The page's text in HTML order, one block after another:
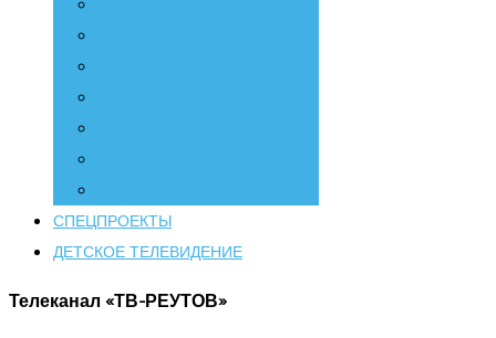
СПЕЦПРОЕКТЫ
ДЕТСКОЕ ТЕЛЕВИДЕНИЕ
Телеканал «ТВ-РЕУТОВ»